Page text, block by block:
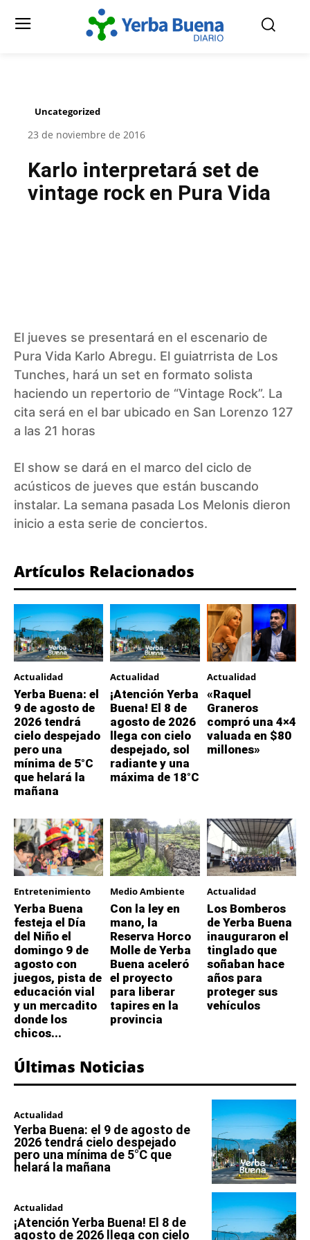
Uncategorized
23 de noviembre de 2016
Karlo interpretará set de
vintage rock en Pura Vida
El jueves se presentará en el escenario de
Pura Vida Karlo Abregu. El guiatrrista de Los
Tunches, hará un set en formato solista
haciendo un repertorio de “Vintage Rock”. La
cita será en el bar ubicado en San Lorenzo 127
a las 21 horas
El show se dará en el marco del ciclo de
acústicos de jueves que están buscando
instalar. La semana pasada Los Melonis dieron
inicio a esta serie de conciertos.
Artículos Relacionados
Actualidad
Yerba Buena: el
9 de agosto de
2026 tendrá
cielo despejado
pero una
mínima de 5°C
que helará la
mañana
Actualidad
¡Atención Yerba
Buena! El 8 de
agosto de 2026
llega con cielo
despejado, sol
radiante y una
máxima de 18°C
Actualidad
«Raquel
Graneros
compró una 4×4
valuada en $80
millones»
Entretenimiento
Yerba Buena
festeja el Día
del Niño el
domingo 9 de
agosto con
juegos, pista de
educación vial
y un mercadito
donde los
chicos...
Medio Ambiente
Con la ley en
mano, la
Reserva Horco
Molle de Yerba
Buena aceleró
el proyecto
para liberar
tapires en la
provincia
Actualidad
Los Bomberos
de Yerba Buena
inauguraron el
tinglado que
soñaban hace
años para
proteger sus
vehículos
Últimas Noticias
Actualidad
Yerba Buena: el 9 de agosto de
2026 tendrá cielo despejado
pero una mínima de 5°C que
helará la mañana
Actualidad
¡Atención Yerba Buena! El 8 de
agosto de 2026 llega con cielo